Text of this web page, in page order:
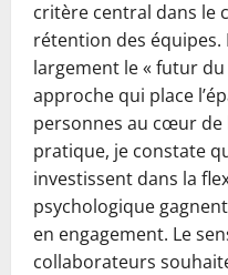
critère central dans le
rétention des équipes.
largement le « futur
approche qui place
personnes au cœur de
pratique, je constate
investissent dans la
psychologique
en engagement. Le
collaborateurs